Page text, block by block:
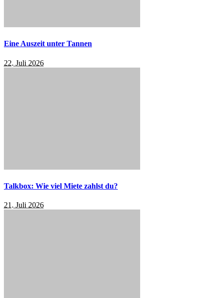
Eine Auszeit unter Tannen
22. Juli 2026
Talkbox: Wie viel Miete zahlst du?
21. Juli 2026